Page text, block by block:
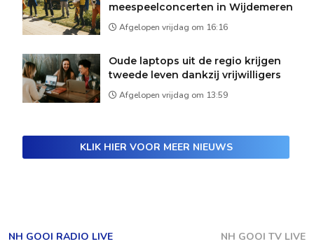
meespeelconcerten in Wijdemeren
Afgelopen vrijdag om 16:16
Oude laptops uit de regio krijgen
tweede leven dankzij vrijwilligers
Afgelopen vrijdag om 13:59
KLIK HIER VOOR MEER NIEUWS
NH GOOI RADIO LIVE NH GOOI TV LIVE